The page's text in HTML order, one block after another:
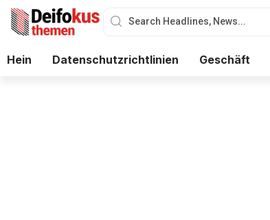
Hein Datenschutzrichtlinien Geschäft